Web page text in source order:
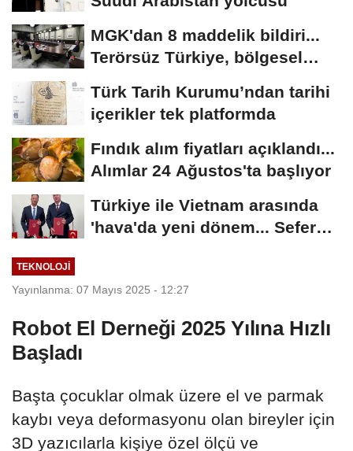
MGK'dan 8 maddelik bildiri...
Terörsüz Türkiye, bölgesel
Türk Tarih Kurumu’ndan tarihi
içerikler tek platformda
Fındık alım fiyatları açıklandı...
Alımlar 24 Ağustos'ta başlıyor
Türkiye ile Vietnam arasında
'hava'da yeni dönem... Sefer
TEKNOLOJI
Yayınlanma: 07 Mayıs 2025 - 12:27
Robot El Derneği 2025 Yılına Hızlı
Başladı
Başta çocuklar olmak üzere el ve parmak
kaybı veya deformasyonu olan bireyler için
3D yazıcılarla kişiye özel ölçü ve